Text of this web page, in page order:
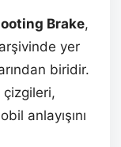
Brake,
yer
biridir.
çizgileri,
anlayışını